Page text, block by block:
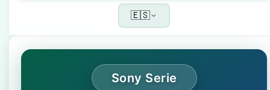
🇪🇸
Sony Serie